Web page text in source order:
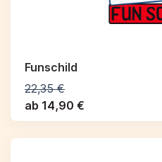
Funschild
22,35 €
ab 14,90 €